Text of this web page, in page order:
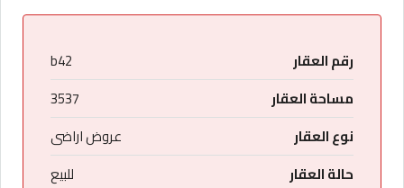
رقم العقار
b42
مساحة العقار
3537
نوع العقار
عروض اراضى
حالة العقار
للبيع